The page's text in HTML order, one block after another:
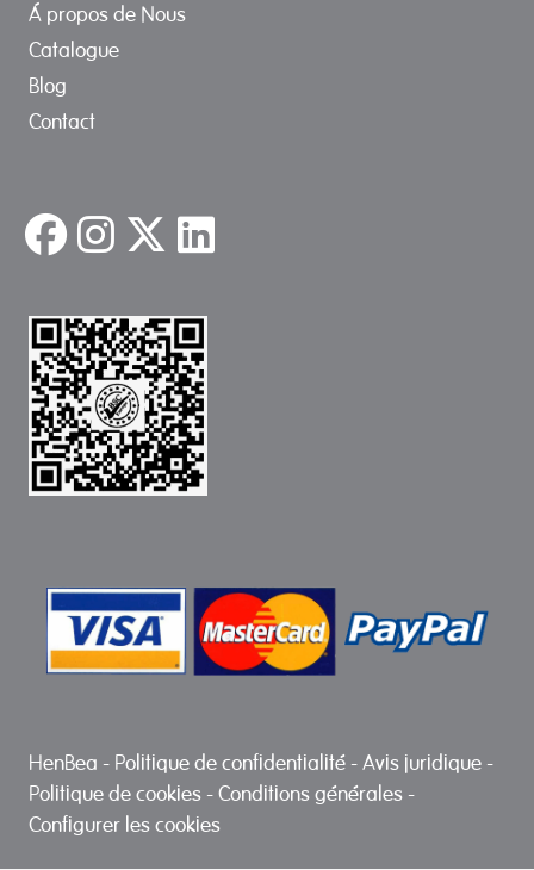
Á propos de Nous
Catalogue
Blog
Contact
HenBea - Politique de confidentialité -Avis juridique -
Politique de cookies -Conditions générales -
Configurer les cookies